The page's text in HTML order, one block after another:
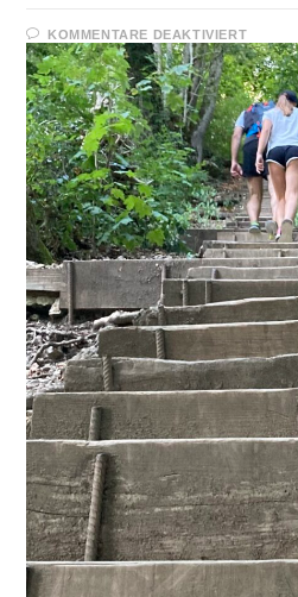
KOMMENTARE DEAKTIVIERTFÜR